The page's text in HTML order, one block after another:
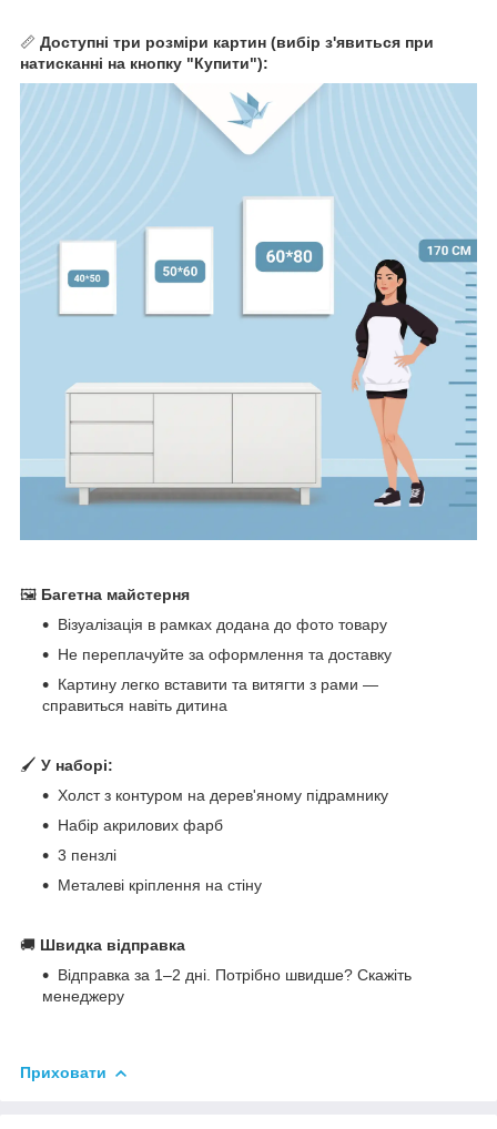
📏 Доступні три розміри картин (вибір з'явиться при
натисканні на кнопку "Купити"):
🖼 Багетна майстерня
Візуалізація в рамках додана до фото товару
Не переплачуйте за оформлення та доставку
Картину легко вставити та витягти з рами —
справиться навіть дитина
🖌 У наборі:
Холст з контуром на дерев'яному підрамнику
Набір акрилових фарб
3 пензлі
Металеві кріплення на стіну
🚚 Швидка відправка
Відправка за 1–2 дні. Потрібно швидше? Скажіть
менеджеру
Приховати